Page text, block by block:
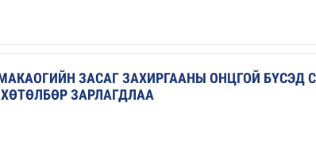
ЗАСАГ ЗАХИРГААНЫ ОНЦГОЙ БҮСЭД
ЗАРЛАГДЛАА